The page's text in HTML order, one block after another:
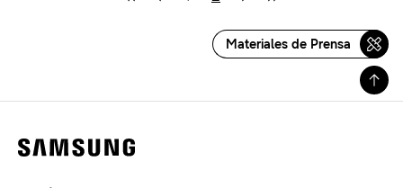
Materiales de Prensa